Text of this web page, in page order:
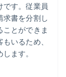
です。従業員
求書を分割し
とができま
いるため、
ます。